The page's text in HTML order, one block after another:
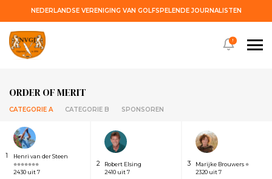
NEDERLANDSE VERENIGING VAN GOLFSPELENDE JOURNALISTEN
ORDER OF MERIT
CATEGORIE A CATEGORIE B SPONSOREN
1
Henri van der Steen
⭐⭐⭐⭐⭐⭐⭐
2430 uit 7
2
Robert Elsing
2410 uit 7
3
Marijke Brouwers ⭐
2320 uit 7
!